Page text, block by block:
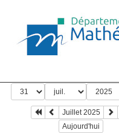
Juillet 2025
Aujourd'hui